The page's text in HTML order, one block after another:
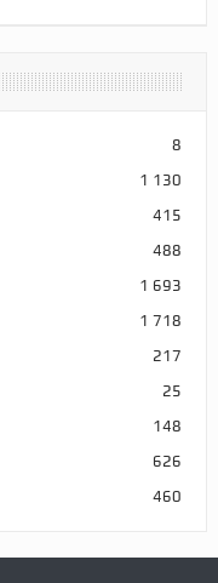
8
1 130
415
488
1 693
1 718
217
25
148
626
460